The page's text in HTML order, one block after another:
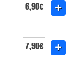
6,90€
7,90€